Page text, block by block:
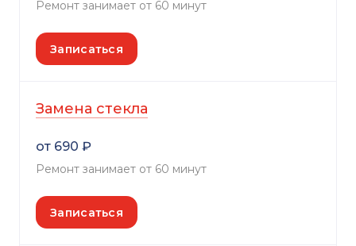
Ремонт занимает от 60 минут
Записаться
Замена стекла
от 690 ₽
Ремонт занимает от 60 минут
Записаться